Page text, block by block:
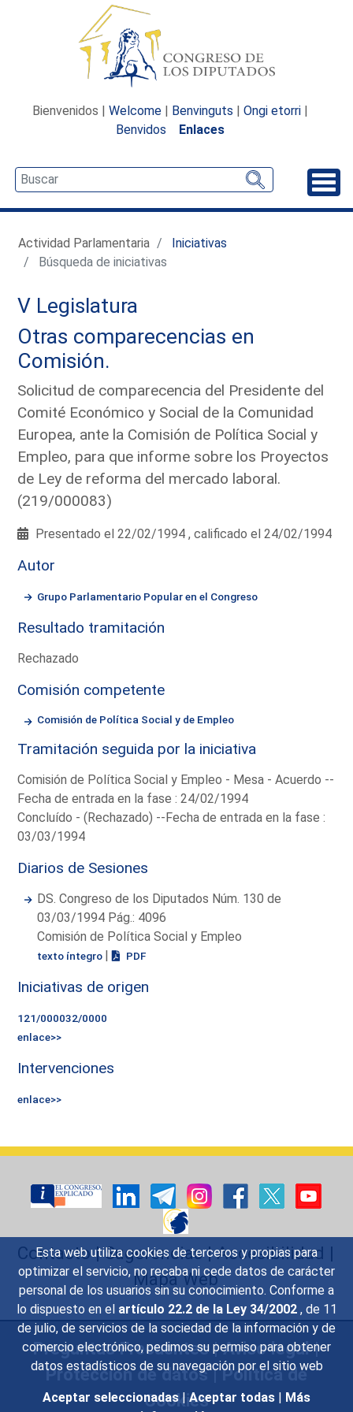
Esta web utiliza cookies de terceros y propias para
optimizar el servicio, no recaba ni cede datos de carácter
personal de los usuarios sin su conocimiento. Conforme a
lo dispuesto en el artículo 22.2 de la Ley 34/2002 , de 11
de julio, de servicios de la sociedad de la información y de
comercio electrónico, pedimos su permiso para obtener
datos estadísticos de su navegación por el sitio web
Aceptar seleccionadas | Aceptar todas | Más
Bienvenidos | Welcome | Benvinguts | Ongi etorri |
Benvidos
Enlaces
Actividad Parlamentaria
Iniciativas
Búsqueda de iniciativas
V Legislatura
Otras comparecencias en
Comisión.
Solicitud de comparecencia del Presidente del
Comité Económico y Social de la Comunidad
Europea, ante la Comisión de Política Social y
Empleo, para que informe sobre los Proyectos
de Ley de reforma del mercado laboral.
(219/000083)
Presentado el 22/02/1994 , calificado el 24/02/1994
Autor
Grupo Parlamentario Popular en el Congreso
Resultado tramitación
Rechazado
Comisión competente
Comisión de Política Social y de Empleo
Tramitación seguida por la iniciativa
Comisión de Política Social y Empleo - Mesa - Acuerdo --
Fecha de entrada en la fase : 24/02/1994
Concluído - (Rechazado) --Fecha de entrada en la fase :
03/03/1994
Diarios de Sesiones
DS. Congreso de los Diputados Núm. 130 de
03/03/1994 Pág.: 4096
Comisión de Política Social y Empleo
texto íntegro | PDF
Iniciativas de origen
121/000032/0000
enlace>>
Intervenciones
enlace>>
Contacto|Sugerencias|Accesibilidad |
Mapa Web
Preguntas Frecuentes|Aviso legal|
Protección de datos|Política de
Cookies